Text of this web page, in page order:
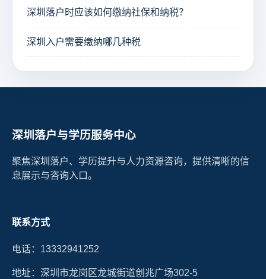
深圳落户时应该如何缴纳社保和纳税？
深圳入户需要缴纳哪几种税
深圳落户与学历服务中心
聚焦深圳落户、学历提升与人力资源咨询，提供清晰的信
息展示与咨询入口。
联系方式
电话：13332941252
地址：深圳市龙岗区龙城街道创兆广场302-5